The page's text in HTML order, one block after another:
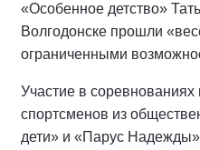
«Особенное детство»
Волгодонске прошли
ограниченными
Участие в
спортсменов из
дети» и «Парус